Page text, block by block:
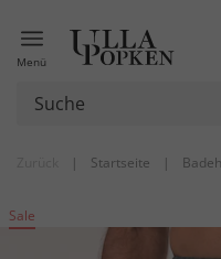
Menü
| Startseite |
Sale